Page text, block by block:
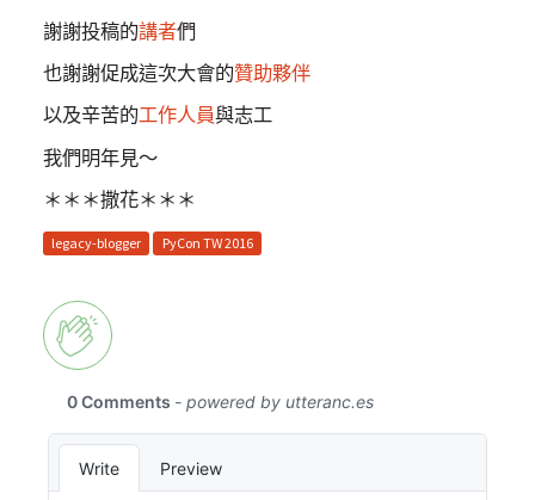
謝謝投稿的講者們
也謝謝促成這次大會的贊助夥伴
以及辛苦的工作人員與志工
我們明年見～
＊＊＊撒花＊＊＊
legacy-blogger PyCon TW 2016